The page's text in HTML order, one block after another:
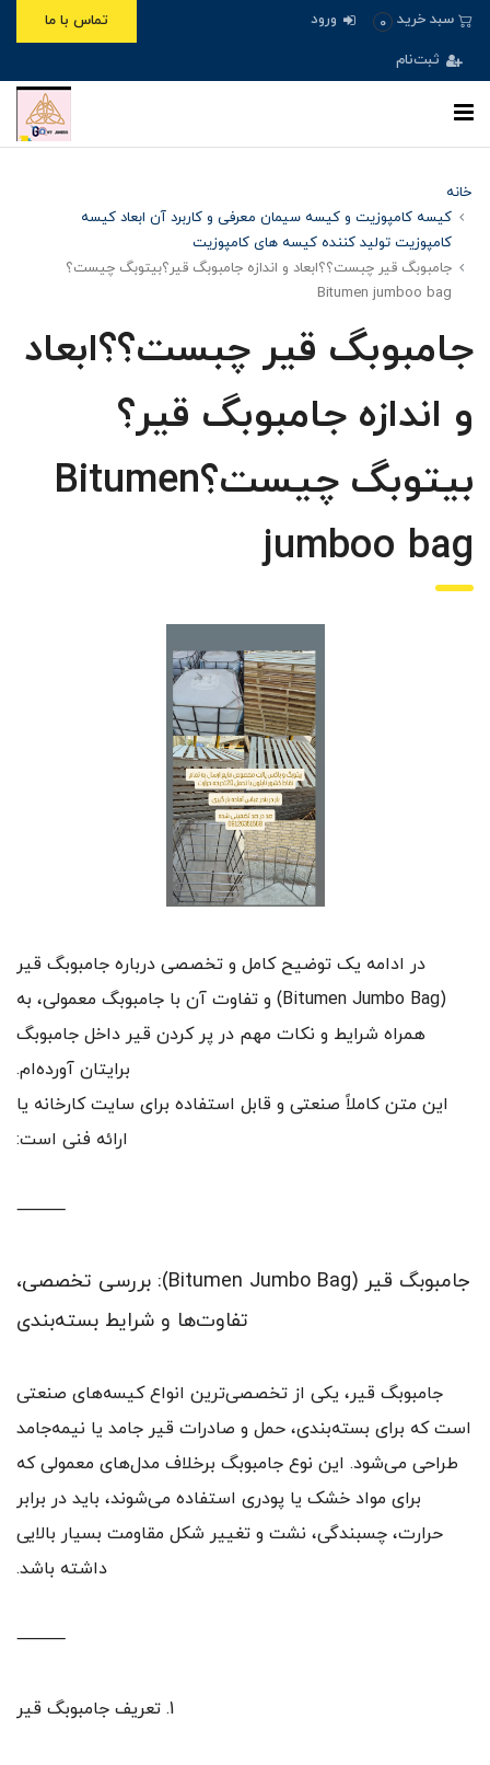
سبد خرید 0 ورود
ثبت‌نام
تماس با ما
خانه
کیسه کامپوزیت و کیسه سیمان معرفی و کاربرد آن ابعاد کیسه
کامپوزیت تولید کننده کیسه های کامپوزیت
جامبوبگ قیر چبست؟؟ابعاد و اندازه جامبوبگ قیر؟بیتوبگ چیست؟
Bitumen jumboo bag
جامبوبگ قیر چبست؟؟ابعاد
و اندازه جامبوبگ قیر؟
بیتوبگ چیست؟Bitumen
jumboo bag
در ادامه یک توضیح کامل و تخصصی درباره جامبوبگ قیر
(Bitumen Jumbo Bag) و تفاوت آن با جامبوبگ معمولی، به
همراه شرایط و نکات مهم در پر کردن قیر داخل جامبوبگ
برایتان آورده‌ام.
این متن کاملاً صنعتی و قابل استفاده برای سایت کارخانه یا
ارائه فنی است:
⸻
جامبوبگ قیر (Bitumen Jumbo Bag): بررسی تخصصی،
تفاوت‌ها و شرایط بسته‌بندی
جامبوبگ قیر، یکی از تخصصی‌ترین انواع کیسه‌های صنعتی
است که برای بسته‌بندی، حمل و صادرات قیر جامد یا نیمه‌جامد
طراحی می‌شود. این نوع جامبوبگ برخلاف مدل‌های معمولی که
برای مواد خشک یا پودری استفاده می‌شوند، باید در برابر
حرارت، چسبندگی، نشت و تغییر شکل مقاومت بسیار بالایی
داشته باشد.
⸻
1. تعریف جامبوبگ قیر